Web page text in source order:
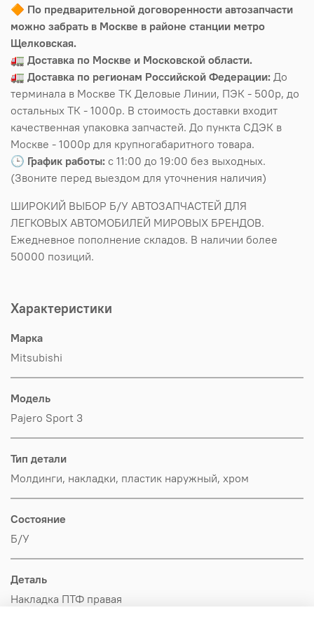
🔶 По предварительной договоренности автозапчасти
можно забрать в Москве в районе станции метро
Щелковская.
🚛 Доставка по Москве и Московской области.
🚛 Доставка по регионам Российской Федерации: До
терминала в Москве ТК Деловые Линии, ПЭК - 500р, до
остальных ТК - 1000р. В стоимость доставки входит
качественная упаковка запчастей. До пункта СДЭК в
Москве - 1000р для крупногабаритного товара.
🕒 График работы: с 11:00 до 19:00 без выходных.
(Звоните перед выездом для уточнения наличия)
ШИРОКИЙ ВЫБОР Б/У АВТОЗАПЧАСТЕЙ ДЛЯ
ЛЕГКОВЫХ АВТОМОБИЛЕЙ МИРОВЫХ БРЕНДОВ.
Ежедневное пополнение складов. В наличии более
50000 позиций.
Характеристики
Марка
Mitsubishi
Модель
Pajero Sport 3
Тип детали
Молдинги, накладки, пластик наружный, хром
Состояние
Б/У
Деталь
Накладка ПТФ правая